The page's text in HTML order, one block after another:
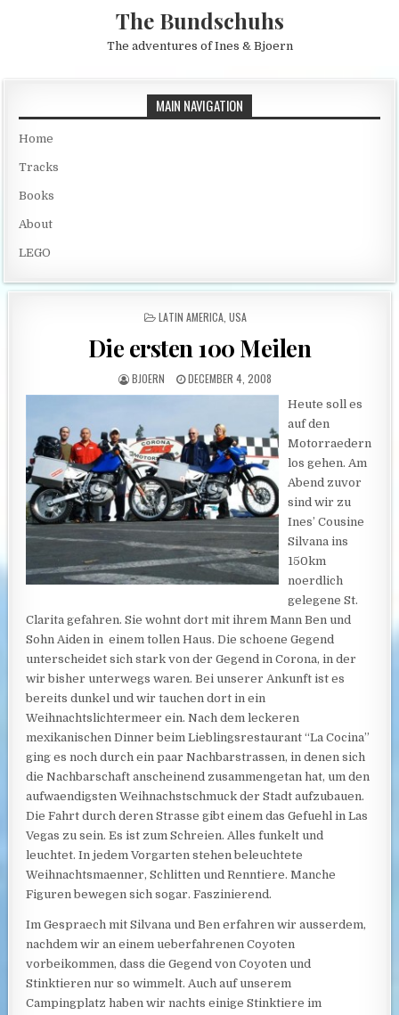
The Bundschuhs
The adventures of Ines & Bjoern
MAIN NAVIGATION
Home
Tracks
Books
About
LEGO
POSTED IN
LATIN AMERICA, USA
Die ersten 100 Meilen
AUTHOR:
BJOERN PUBLISHED DATE:
DECEMBER 4, 2008
Heute soll es
auf den
Motorraedern
los gehen. Am
Abend zuvor
sind wir zu
Ines’ Cousine
Silvana ins
150km
noerdlich
gelegene St.
Clarita gefahren. Sie wohnt dort mit ihrem Mann Ben und
Sohn Aiden in einem tollen Haus. Die schoene Gegend
unterscheidet sich stark von der Gegend in Corona, in der
wir bisher unterwegs waren. Bei unserer Ankunft ist es
bereits dunkel und wir tauchen dort in ein
Weihnachtslichtermeerein. Nach dem leckeren
mexikanischen Dinner beim Lieblingsrestaurant “La Cocina”
ging es noch durch ein paar Nachbarstrassen, in denen sich
die Nachbarschaft anscheinend zusammengetan hat, um den
aufwaendigsten Weihnachstschmuck der Stadt aufzubauen.
Die Fahrt durch deren Strasse gibt einem das Gefuehl in Las
Vegas zu sein. Es ist zum Schreien. Alles funkelt und
leuchtet. In jedem Vorgarten stehen beleuchtete
Weihnachtsmaenner, Schlitten und Renntiere. Manche
Figuren bewegen sich sogar. Faszinierend.
Im Gespraech mit Silvana und Ben erfahren wir ausserdem,
nachdem wir an einem ueberfahrenen Coyoten
vorbeikommen, dass die Gegend von Coyoten und
Stinktieren nur so wimmelt. Auch auf unserem
Campingplatz haben wir nachts einige Stinktiere im